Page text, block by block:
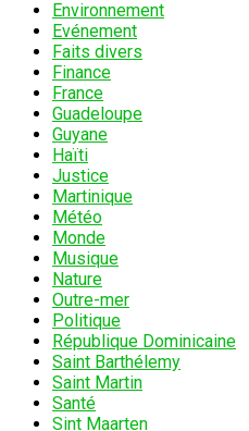
Environnement
Evénement
Faits divers
Finance
France
Guadeloupe
Guyane
Haïti
Justice
Martinique
Météo
Monde
Musique
Nature
Outre-mer
Politique
République Dominicaine
Saint Barthélemy
Saint Martin
Santé
Sint Maarten